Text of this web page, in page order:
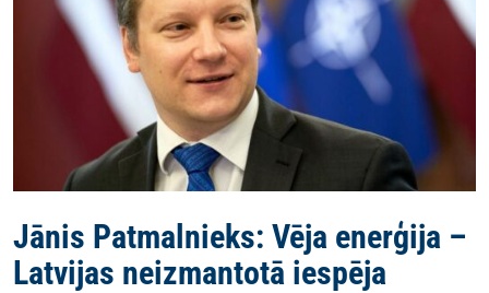
Jānis Patmalnieks: Vēja enerģija –
Latvijas neizmantotā iespēja